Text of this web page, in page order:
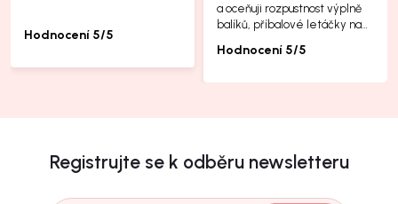
Hodnocení 5/5
a oceňuji rozpustnost výplně
balíků, příbalové letáčky na
Hodnocení 5/5
Registrujte se k odběru newsletteru